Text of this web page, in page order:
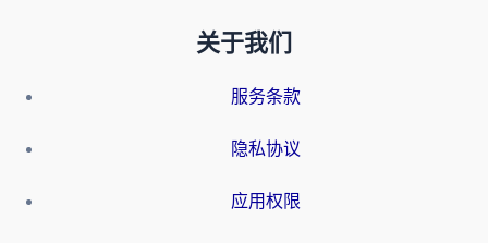
关于我们
服务条款
隐私协议
应用权限